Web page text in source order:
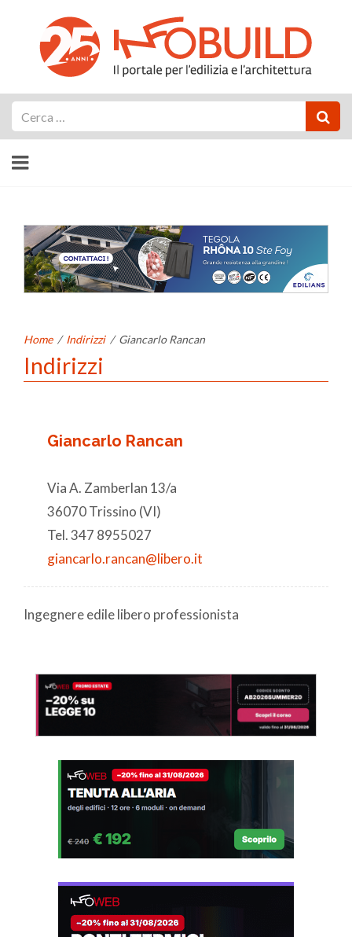
Home / Indirizzi / Giancarlo Rancan
Indirizzi
Giancarlo Rancan
Via A. Zamberlan 13/a
36070 Trissino (VI)
Tel. 347 8955027
giancarlo.rancan@libero.it
Ingegnere edile libero professionista